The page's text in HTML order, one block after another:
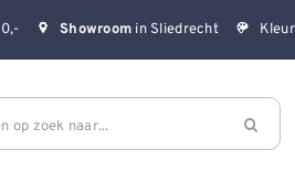
Showroom in Sliedrecht
op zoek naar...